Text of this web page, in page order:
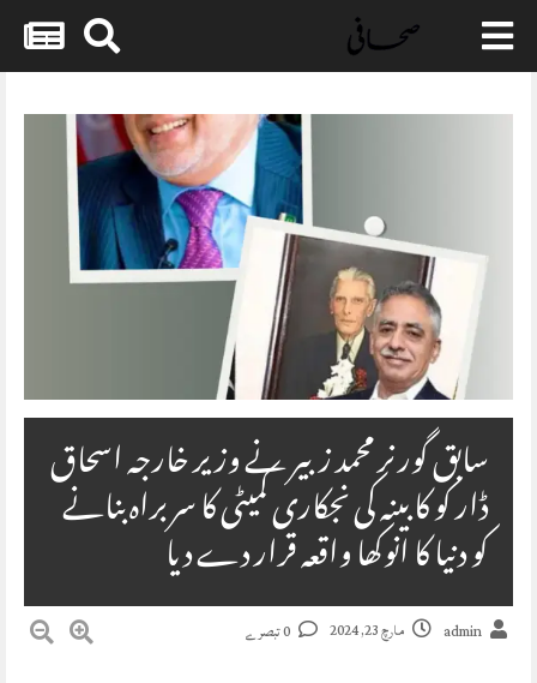
Skip
content
سابق گورنر محمد زبیر نے وزیر خارجہ اسحاق
ڈار کو کابینہ کی نجکاری کمیٹی کا سربراہ بنانے
کو دنیا کا انوکھا واقعہ قرار دے دیا
admin مارچ 23, 2024